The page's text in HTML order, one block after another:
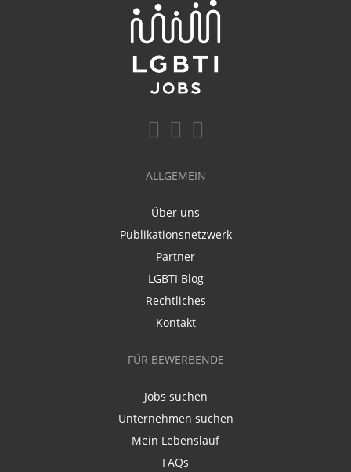
ALLGEMEIN
Über uns
Publikationsnetzwerk
Partner
LGBTI Blog
Rechtliches
Kontakt
FÜR BEWERBENDE
Jobs suchen
Unternehmen suchen
Mein Lebenslauf
FAQs